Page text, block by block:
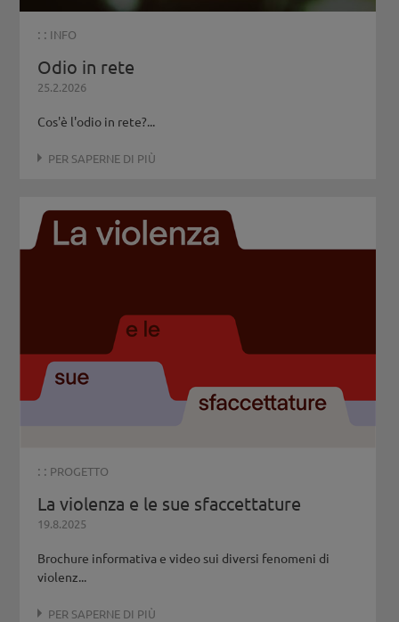
: : INFO
Odio in rete
25.2.2026
Cos'è l'odio in rete?...
PER SAPERNE DI PIÙ
: : PROGETTO
La violenza e le sue sfaccettature
19.8.2025
Brochure informativa e video sui diversi fenomeni di
violenz...
PER SAPERNE DI PIÙ